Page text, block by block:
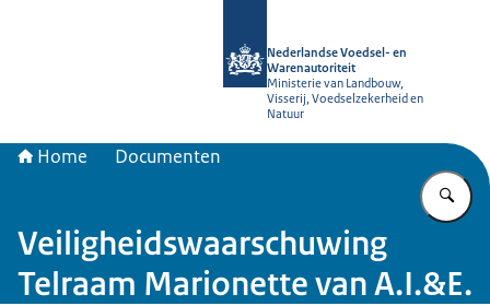
Nederlandse Voedsel- en
Warenautoriteit
Ministerie van Landbouw,
Visserij, Voedselzekerheid en
Natuur
Home Documenten
Veiligheidswaarschuwing
Telraam Marionette van A.I.&E.